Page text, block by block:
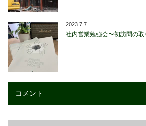
2023.7.7
社内営業勉強会〜初訪問の
コメント